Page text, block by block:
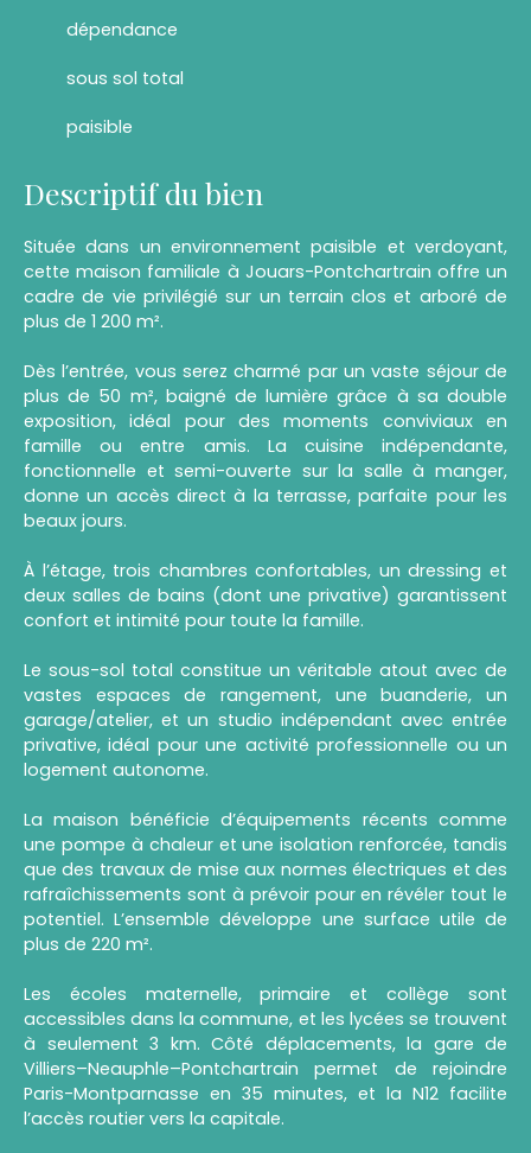
dépendance
sous sol total
paisible
Descriptif du bien
Située dans un environnement paisible et verdoyant,
cette maison familiale à Jouars-Pontchartrain offre un
cadre de vie privilégié sur un terrain clos et arboré de
plus de 1 200 m².
Dès l’entrée, vous serez charmé par un vaste séjour de
plus de 50 m², baigné de lumière grâce à sa double
exposition, idéal pour des moments conviviaux en
famille ou entre amis. La cuisine indépendante,
fonctionnelle et semi-ouverte sur la salle à manger,
donne un accès direct à la terrasse, parfaite pour les
beaux jours.
À l’étage, trois chambres confortables, un dressing et
deux salles de bains (dont une privative) garantissent
confort et intimité pour toute la famille.
Le sous-sol total constitue un véritable atout avec de
vastes espaces de rangement, une buanderie, un
garage/atelier, et un studio indépendant avec entrée
privative, idéal pour une activité professionnelle ou un
logement autonome.
La maison bénéficie d’équipements récents comme
une pompe à chaleur et une isolation renforcée, tandis
que des travaux de mise aux normes électriques et des
rafraîchissements sont à prévoir pour en révéler tout le
potentiel. L’ensemble développe une surface utile de
plus de 220 m².
Les écoles maternelle, primaire et collège sont
accessibles dans la commune, et les lycées se trouvent
à seulement 3 km. Côté déplacements, la gare de
Villiers–Neauphle–Pontchartrain permet de rejoindre
Paris-Montparnasse en 35 minutes, et la N12 facilite
l’accès routier vers la capitale.